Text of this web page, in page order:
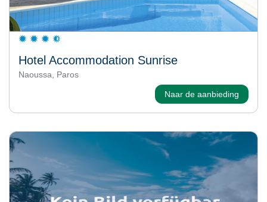
Hotel Accommodation Sunrise
Naoussa, Paros
Naar de aanbieding